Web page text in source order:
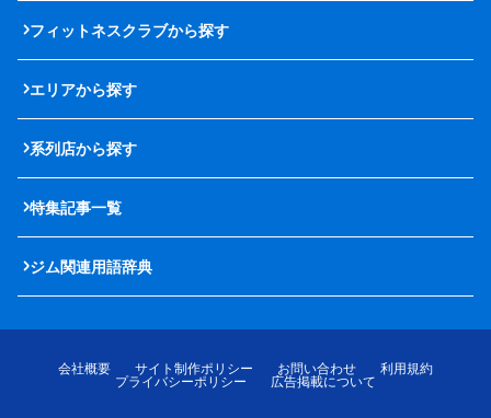
フィットネスクラブから探す
エリアから探す
系列店から探す
特集記事一覧
ジム関連用語辞典
会社概要 サイト制作ポリシー お問い合わせ
利用規約
プライバシーポリシー
広告掲載について